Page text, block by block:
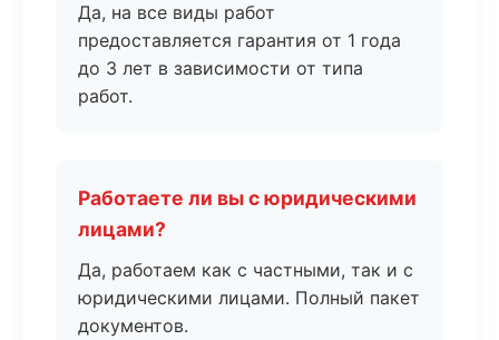
Да, на все виды работ
предоставляется гарантия от 1 года
до 3 лет в зависимости от типа
работ.
Работаете ли вы с юридическими
лицами?
Да, работаем как с частными, так и с
юридическими лицами. Полный пакет
документов.